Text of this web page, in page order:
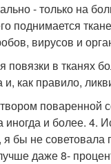
- только на
поднимается
вирусов и
в тканях
как правило,
поваренной
иногда и более. 4.
бы не
даже 8-